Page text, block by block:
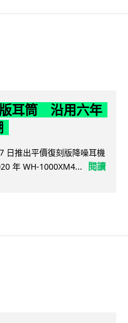
耳筒 沿用六年
日推出平價復刻版降噪耳機
年 WH-1000XM4...
閱讀